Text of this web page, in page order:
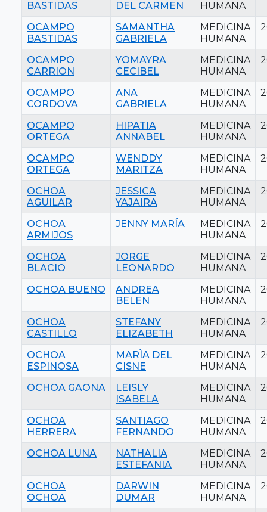
BASTIDAS
DEL CARMEN
HUMANA
OCAMPO
BASTIDAS
SAMANTHA
GABRIELA
MEDICINA
HUMANA
OCAMPO
CARRION
YOMAYRA
CECIBEL
MEDICINA
HUMANA
OCAMPO
CORDOVA
ANA
GABRIELA
MEDICINA
HUMANA
OCAMPO
ORTEGA
HIPATIA
ANNABEL
MEDICINA
HUMANA
OCAMPO
ORTEGA
WENDDY
MARITZA
MEDICINA
HUMANA
OCHOA
AGUILAR
JESSICA
YAJAIRA
MEDICINA
HUMANA
OCHOA
ARMIJOS
JENNY MARÍA
MEDICINA
HUMANA
OCHOA
BLACIO
JORGE
LEONARDO
MEDICINA
HUMANA
OCHOA BUENO
ANDREA
BELEN
MEDICINA
HUMANA
OCHOA
CASTILLO
STEFANY
ELIZABETH
MEDICINA
HUMANA
OCHOA
ESPINOSA
MARÌA DEL
CISNE
MEDICINA
HUMANA
OCHOA GAONA
LEISLY
ISABELA
MEDICINA
HUMANA
OCHOA
HERRERA
SANTIAGO
FERNANDO
MEDICINA
HUMANA
OCHOA LUNA
NATHALIA
ESTEFANIA
MEDICINA
HUMANA
OCHOA
OCHOA
DARWIN
DUMAR
MEDICINA
HUMANA